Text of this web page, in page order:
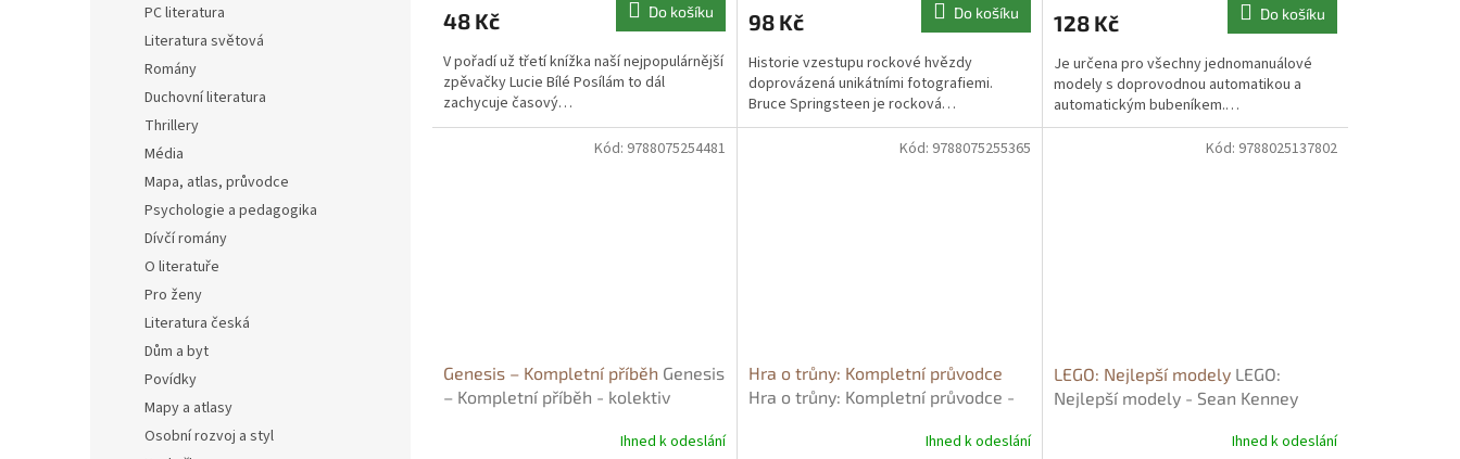
PC literatura
Literatura světová
Romány
Duchovní literatura
Thrillery
Média
Mapa, atlas, průvodce
Psychologie a pedagogika
Dívčí romány
O literatuře
Pro ženy
Literatura česká
Dům a byt
Povídky
Mapy a atlasy
Osobní rozvoj a styl
48 Kč Do košíku
V pořadí už třetí knížka naší nejpopulárnější
zpěvačky Lucie Bílé Posílám to dál
zachycuje časový…
98 Kč Do košíku
Historie vzestupu rockové hvězdy
doprovázená unikátními fotografiemi.
Bruce Springsteen je rocková…
128 Kč Do košíku
Je určena pro všechny jednomanuálové
modely s doprovodnou automatikou a
automatickým bubeníkem.…
Genesis – Kompletní příběh Genesis
– Kompletní příběh - kolektiv
Ihned k odeslání
Kód: 9788075254481
Hra o trůny: Kompletní průvodce
Hra o trůny: Kompletní průvodce -
Ihned k odeslání
Kód: 9788075255365
LEGO: Nejlepší modely LEGO:
Nejlepší modely - Sean Kenney
Ihned k odeslání
Kód: 9788025137802